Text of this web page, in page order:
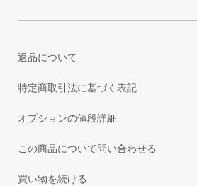
返品について
特定商取引法に基づく表記
オプションの値段詳細
この商品について問い合わせる
買い物を続ける